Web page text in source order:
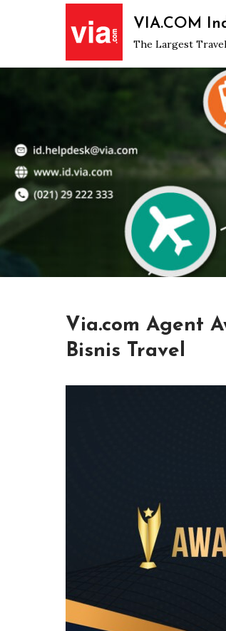
VIA.COM
The Largest
Via.com Agent
Bisnis Travel